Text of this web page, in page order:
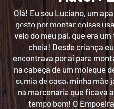
Olá! Eu sou Luciano, um
gosto por montar coisas
veio do meu pai, que era
cheia! Desde criança
encontrava por aí para
na cabeça de um moleque
sumia de casa, minha mãe
na marcenaria que ficava
tempo bom! O